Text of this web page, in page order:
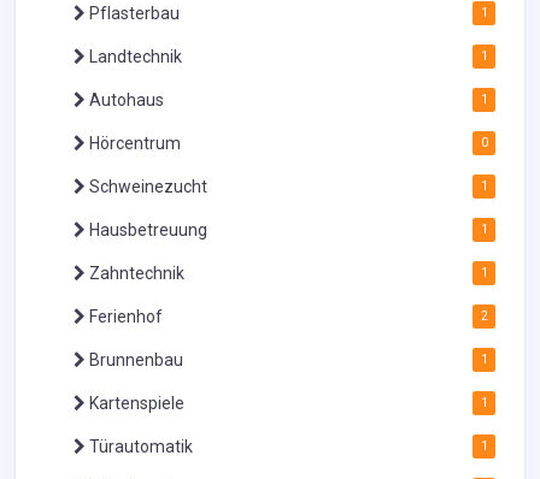
Pflasterbau 1
Landtechnik 1
Autohaus 1
Hörcentrum 0
Schweinezucht 1
Hausbetreuung 1
Zahntechnik 1
Ferienhof 2
Brunnenbau 1
Kartenspiele 1
Türautomatik 1